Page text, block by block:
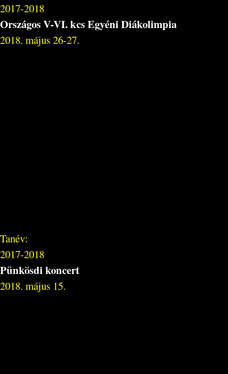
2017-2018
Országos V-VI. kcs Egyéni Diákolimpia
2018. május 26-27.
Tanév:
2017-2018
Pünkösdi koncert
2018. május 15.